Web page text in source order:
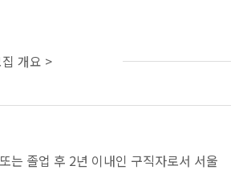
개요 >
는 졸업 후 2년 이내인 구직자로서 서울